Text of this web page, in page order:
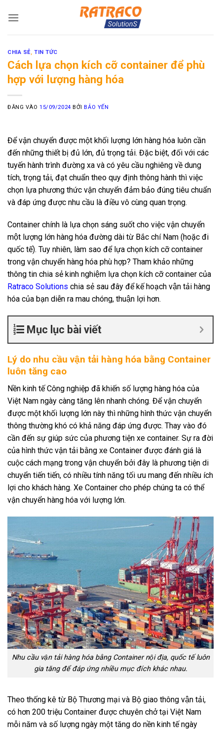
qua
CHIA SẺ,TIN TỨC
Cách lựa chọn kích cỡ container để phù
hợp với lượng hàng hóa
ĐĂNG VÀO15/09/2024 BỞIBẢO YẾN
Để vận chuyển được một khối lượng lớn hàng hóa luôn cần
đến những thiết bị đủ lớn, đủ trọng tải. Đặc biệt, đối với các
tuyến hành trình đường xa và có yêu cầu nghiêng về dung
tích, trọng tải, đạt chuẩn theo quy định thông hành thì việc
chọn lựa phương thức vận chuyển đảm bảo đúng tiêu chuẩn
và đáp ứng được nhu cầu là điều vô cùng quan trọng.
Container chính là lựa chọn sáng suốt cho việc vận chuyển
một lượng lớn hàng hóa đường dài từ Bắc chí Nam (hoặc đi
quốc tế). Tuy nhiên, làm sao để lựa chọn kích cỡ container
trong vận chuyển hàng hóa phù hợp? Tham khảo những
thông tin chia sẻ kinh nghiệm lựa chọn kích cỡ container của
Ratraco Solutions chia sẻ sau đây để kế hoạch vận tải hàng
hóa của bạn diễn ra mau chóng, thuận lợi hơn.
Mục lục bài viết
Lý do nhu cầu vận tải hàng hóa bằng Container
luôn tăng cao
Nền kinh tế Công nghiệp đã khiến số lượng hàng hóa của
Việt Nam ngày càng tăng lên nhanh chóng. Để vận chuyển
được một khối lượng lớn này thì những hình thức vận chuyển
thông thường khó có khả năng đáp ứng được. Thay vào đó
cần đến sự giúp sức của phương tiện xe container. Sự ra đời
của hình thức vận tải bằng xe Container được đánh giá là
cuộc cách mạng trong vận chuyển bởi đây là phương tiện di
chuyển tiến tiến, có nhiều tính năng tối ưu mang đến nhiều ích
lợi cho khách hàng. Xe Container cho phép chúng ta có thể
vận chuyển hàng hóa với lượng lớn.
Nhu cầu vận tải hàng hóa bằng Container nội địa, quốc tế luôn
gia tăng để đáp ứng nhiều mục đích khác nhau.
Theo thống kê từ Bộ Thương mại và Bộ giao thông vận tải,
có hơn 200 triệu Container được chuyên chở tại Việt Nam
mỗi năm và số lượng ngày một tăng do nền kinh tế ngày